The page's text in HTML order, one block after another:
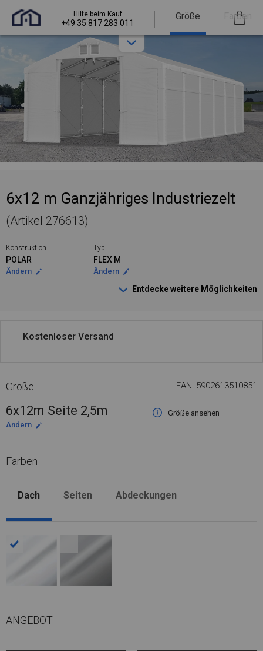
Hilfe beim Kauf
+49 35 817 283 011
Größe Farben
6x12 m Ganzjähriges Industriezelt
(Artikel 276613)
Konstruktion
POLAR
Ändern
Typ
FLEX M
Ändern
Entdecke weitere Möglichkeiten
Kostenloser Versand
Größe EAN: 5902613510851
6x12m Seite 2,5m
Größe ansehen
Ändern
Farben
Dach Seiten Abdeckungen
ANGEBOT